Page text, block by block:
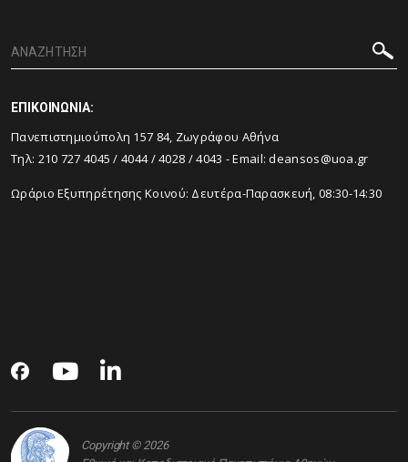
ΕΠΙΚΟΙΝΩΝΙΑ:
Πανεπιστημιούπολη 157 84, Ζωγράφου Αθήνα
Τηλ: 210 727 4045 /4044/4028 /4043 - Email:deansos@uoa.gr
Ωράριο Εξυπηρέτησης Κοινού: Δευτέρα-Παρασκευή, 08:30-14:30
Copyright © 2026